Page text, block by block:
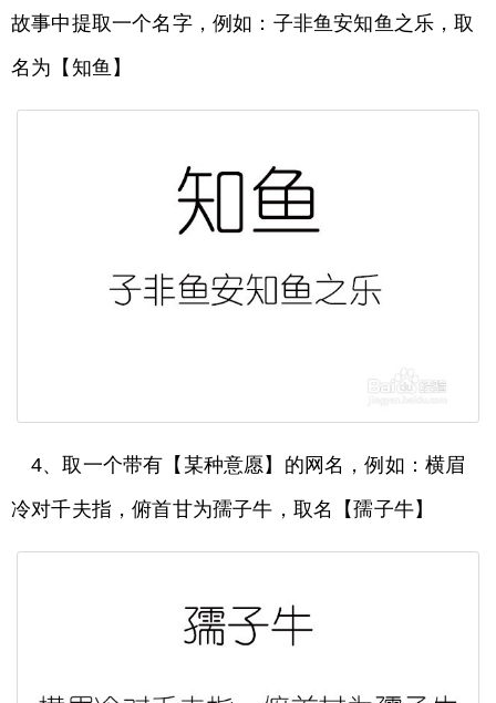
故事中提取一个名字，例如：子非鱼安知鱼之乐，取
名为【知鱼】
4、取一个带有【某种意愿】的网名，例如：横眉
冷对千夫指，俯首甘为孺子牛，取名【孺子牛】